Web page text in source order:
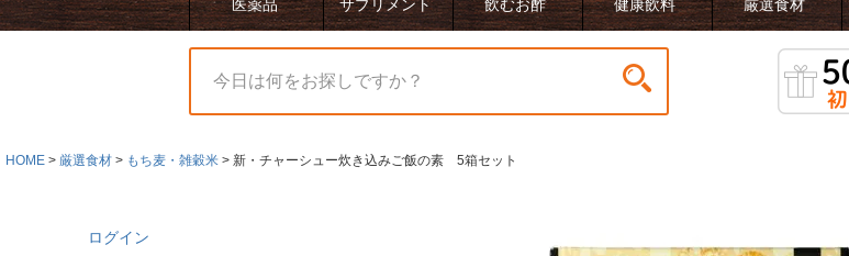
医薬品 サプリメント 飲むお酢 健康飲料 厳選食材
HOME 厳選食材 もち麦・雑穀米 新・チャーシュー炊き込みご飯の素 5箱セット
ログイン